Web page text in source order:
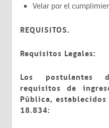
Velar por el
REQUISITOS.
Requisitos Legales:
Los postulantes
requisitos de
Pública,
18.834: